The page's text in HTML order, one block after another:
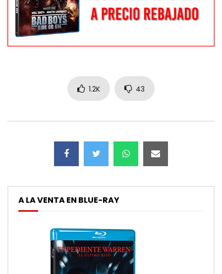
1.2K 43
A LA VENTA EN BLUE-RAY